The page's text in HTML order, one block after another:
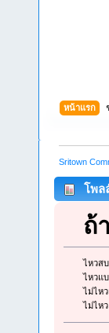
หน้าแรก
Sritown
โพล
ถ้
ไหวส
ไหวแ
ไม่ไห
ไม่ไห